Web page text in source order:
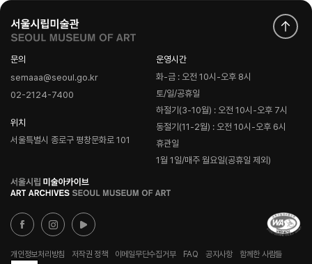
문의
semaaa@seoul.go.kr
02-2124-7400
위치
서울특별시 종로구 평창문화로 101
운영시간
화-금 : 오전 10시-오후 8시
토/일/공휴일
하절기(3-10월) : 오전 10시-오후 7시
동절기(11-2월) : 오전 10시-오후 6시
휴관일
1월 1일/매주 월요일(공휴일 제외)
로
고
개인정보처리방침 저작권 정책 이메일무단수집거부 FAQ 공지사항 함께한 사람들